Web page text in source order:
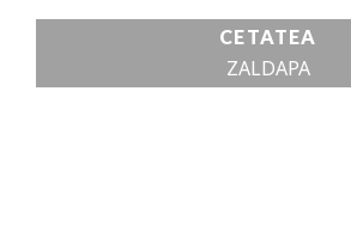
CETATEA
ZALDAPA